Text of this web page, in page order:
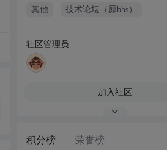
其他 技术论坛（原bbs）
社区管理员
加入社区
积分榜 荣誉榜